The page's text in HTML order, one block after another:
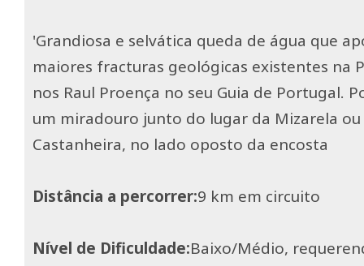
'Grandiosa e selvática queda de água que
maiores fracturas geológicas existentes na
nos Raul Proença no seu Guia de Portugal.
um miradouro junto do lugar da Mizarela
Castanheira, no lado oposto da encosta
Distância a percorrer:9 km em circuito
Nível de Dificuldade:Baixo/Médio,